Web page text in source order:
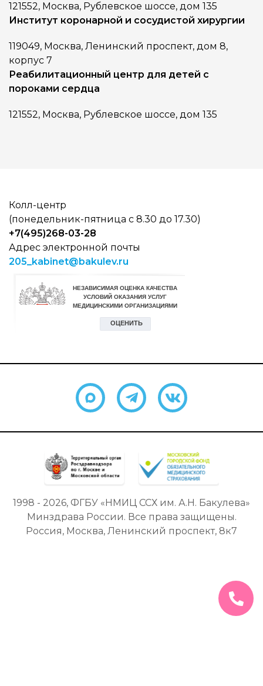
121552, Москва, Рублевское шоссе, дом 135
Институт коронарной и сосудистой хирургии
119049, Москва, Ленинский проспект, дом 8,
корпус 7
Реабилитационный центр для детей с
пороками сердца
121552, Москва, Рублевское шоссе, дом 135
Колл-центр
(понедельник-пятница с 8.30 до 17.30)
+7(495)268-03-28
Адрес электронной почты
205_kabinet@bakulev.ru
1998 - 2026, ФГБУ «НМИЦ ССХ им. А.Н. Бакулева»
Минздрава России. Все права защищены.
Россия, Москва, Ленинский проспект, 8к7